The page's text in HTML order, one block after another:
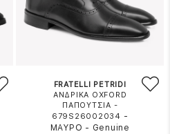
FRATELLI PETRIDI
ΑΝΔΡΙΚΑ OXFORD
ΠΑΠΟΥΤΣΙΑ -
679S26002034 -
ΜΑΥΡΟ - Genuine